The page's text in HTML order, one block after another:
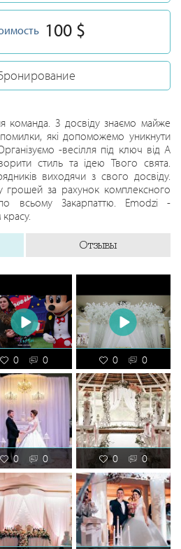
100 $
команда. З досвіду знаємо майже
які допоможемо уникнути
-весілля під ключ від А
стиль та ідею Твого свята.
виходячи з свого досвіду.
за рахунок комплексного
всьому Закарпаттю. Emodzi -
Отзывы
0 0 0 0
0 0 0 0